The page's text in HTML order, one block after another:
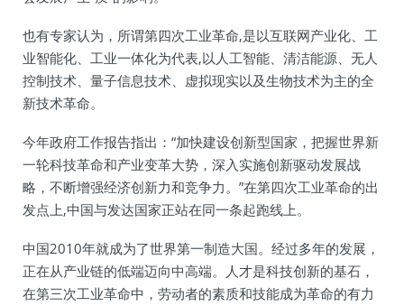
也有专家认为，所谓第四次工业革命,是以互联网产业化、工
业智能化、工业一体化为代表,以人工智能、清洁能源、无人
控制技术、量子信息技术、虚拟现实以及生物技术为主的全
新技术革命。
今年政府工作报告指出：“加快建设创新型国家，把握世界新
一轮科技革命和产业变革大势，深入实施创新驱动发展战
略，不断增强经济创新力和竞争力。”在第四次工业革命的出
发点上,中国与发达国家正站在同一条起跑线上。
中国2010年就成为了世界第一制造大国。经过多年的发展，
正在从产业链的低端迈向中高端。人才是科技创新的基石，
在第三次工业革命中，劳动者的素质和技能成为革命的有力